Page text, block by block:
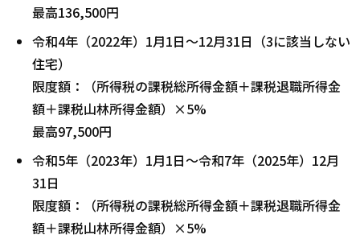
最高136,500円
令和4年（2022年）1月1日～12月31日（3に該当しない
住宅）
限度額：（所得税の課税総所得金額＋課税退職所得金
額＋課税山林所得金額）×5%
最高97,500円
令和5年（2023年）1月1日～令和7年（2025年）12月
31日
限度額：（所得税の課税総所得金額＋課税退職所得金
額＋課税山林所得金額）×5%